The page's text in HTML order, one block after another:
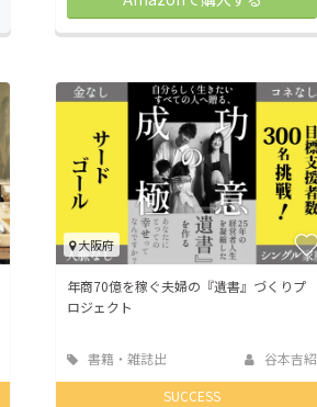
った一冊！
大阪府
年商70億を稼ぐ夫婦の『遺書』づくりプ
ロジェクト
書籍・雑誌出
版
谷本吉紹
SUCCESS